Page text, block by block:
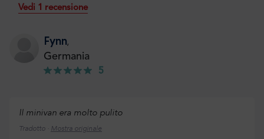
Vedi 1 recensione
Fynn,
Germania
5
Il minivan era molto pulito
Tradotto · Mostra originale